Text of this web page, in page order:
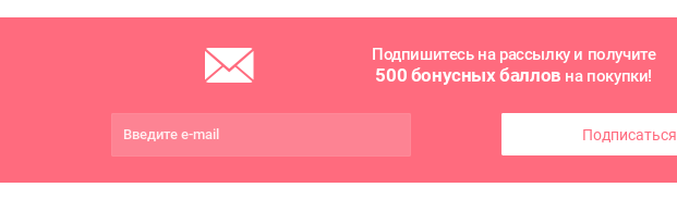
Подпишитесь на рассылку и получите
500 бонусных баллов на покупки!
Подписаться